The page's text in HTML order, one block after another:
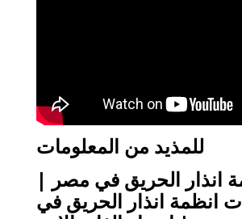
للمذيد من المعلومات
انذار الحريق في مصر |
انظمة انذار الحريق في